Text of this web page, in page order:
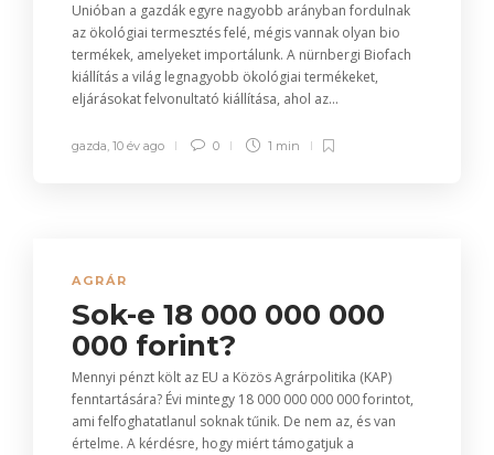
Unióban a gazdák egyre nagyobb arányban fordulnak
az ökológiai termesztés felé, mégis vannak olyan bio
termékek, amelyeket importálunk. A nürnbergi Biofach
kiállítás a világ legnagyobb ökológiai termékeket,
eljárásokat felvonultató kiállítása, ahol az...
gazda, 10 év ago 0 1 min
AGRÁR
Sok-e 18 000 000 000
000 forint?
Mennyi pénzt költ az EU a Közös Agrárpolitika (KAP)
fenntartására? Évi mintegy 18 000 000 000 000 forintot,
ami felfoghatatlanul soknak tűnik. De nem az, és van
értelme. A kérdésre, hogy miért támogatjuk a